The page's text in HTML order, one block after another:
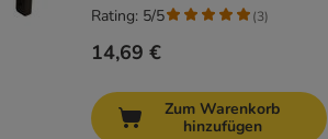
14,69 €
Rating: 5/5 (3)
Zum Warenkorb
hinzufügen